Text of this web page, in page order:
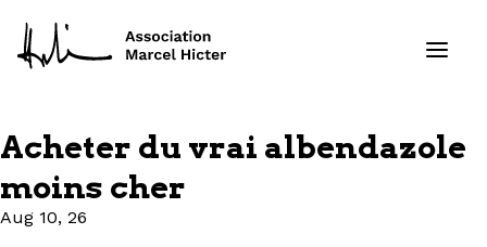
Formations
Acheter du vrai albendazole
moins cher
Aug 10, 26